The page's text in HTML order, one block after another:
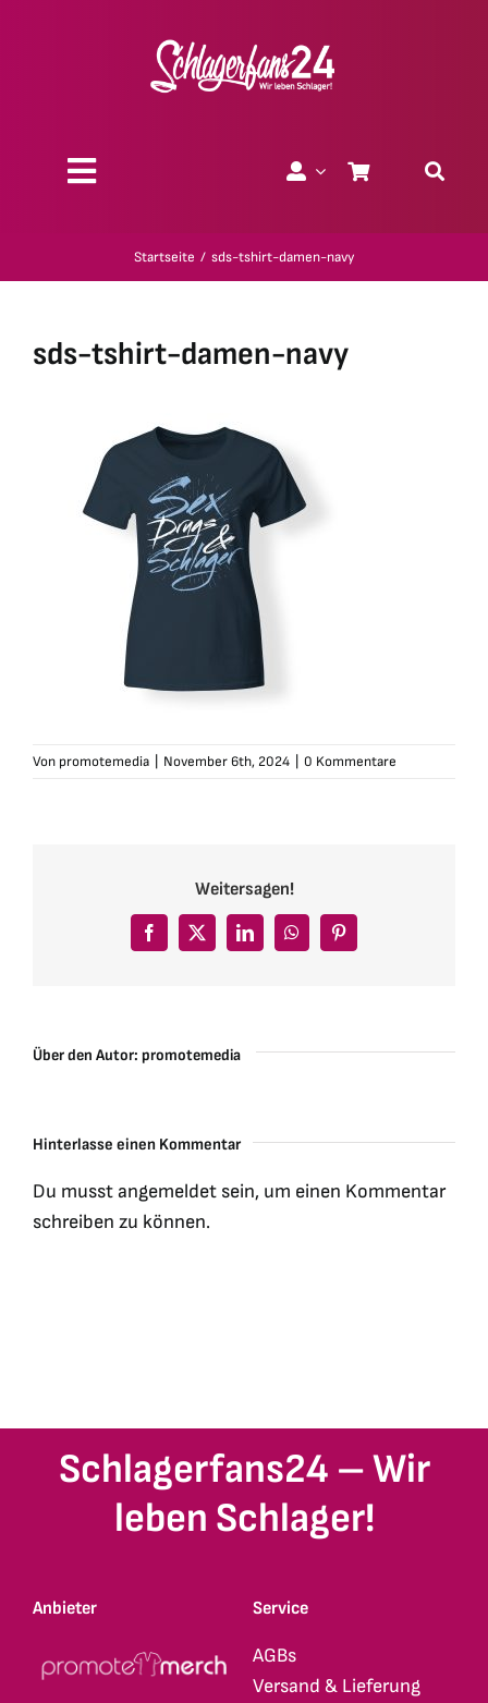
Toggle
Kollektionen
Startseite sds-tshirt-damen-navy
sds-tshirt-damen-navy
Von promotemedia November 6th, 2024 0 Kommentare
Weitersagen!
Facebook
X LinkedInWhatsAppPinterest
Über den Autor: promotemedia
Hinterlasse einen Kommentar
Du musstangemeldet sein, um einen Kommentar
schreiben zu können.
Schlagerfans24 – Wir
leben Schlager!
Anbieter Service
AGBs
Versand & Lieferung